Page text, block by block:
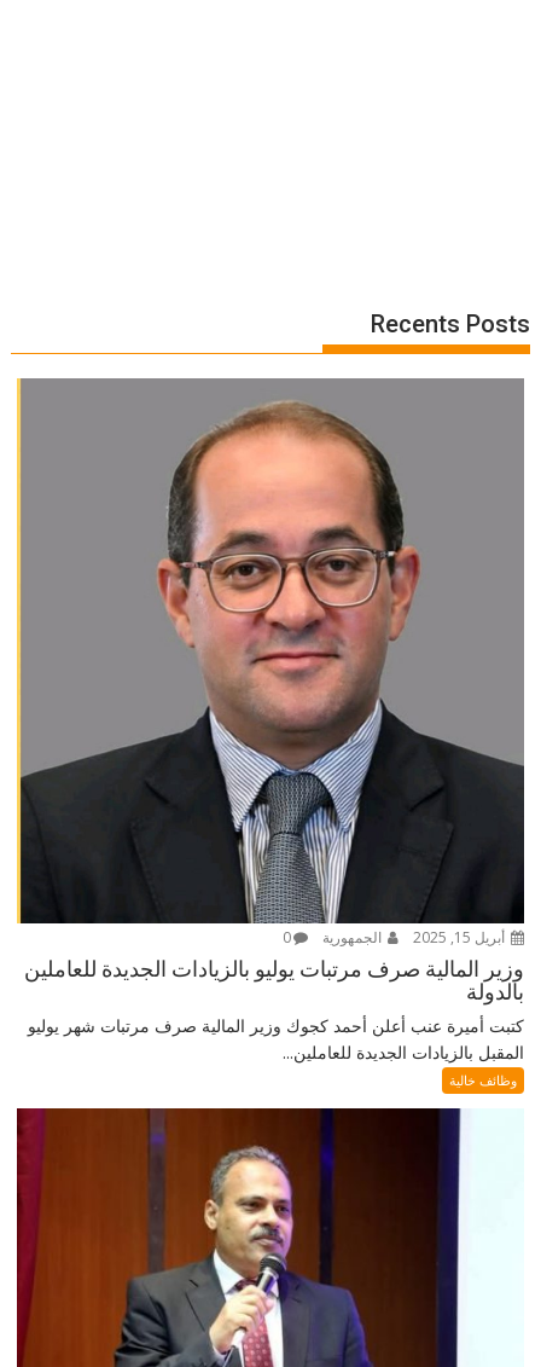
Recents Posts
أبريل 15, 2025 الجمهورية 0
وزير المالية صرف مرتبات يوليو بالزيادات الجديدة للعاملين
بالدولة
كتبت أميرة عنب أعلن أحمد كجوك وزير المالية صرف مرتبات شهر يوليو
المقبل بالزيادات الجديدة للعاملين...
وظائف خالية